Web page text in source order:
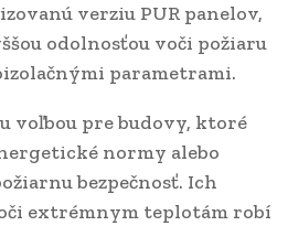
verziu PUR panelov,
odolnosťou voči požiaru
parametrami.
voľbou pre budovy, ktoré
normy alebo
bezpečnosť. Ich
extrémnym teplotám robí